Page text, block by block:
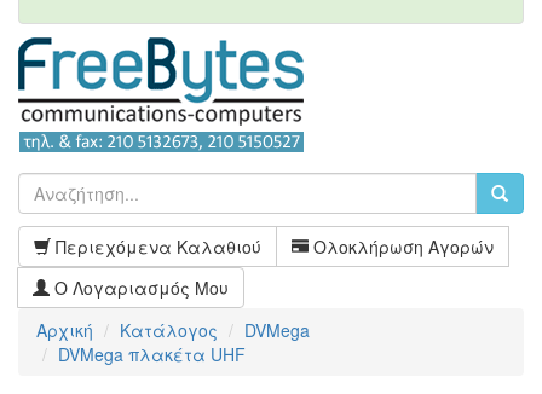
Περιεχόμενα Καλαθιού
Ολοκλήρωση Αγορών
Ο Λογαριασμός Μου
Αρχική
Κατάλογος
DVMega
DVMega πλακέτα UHF